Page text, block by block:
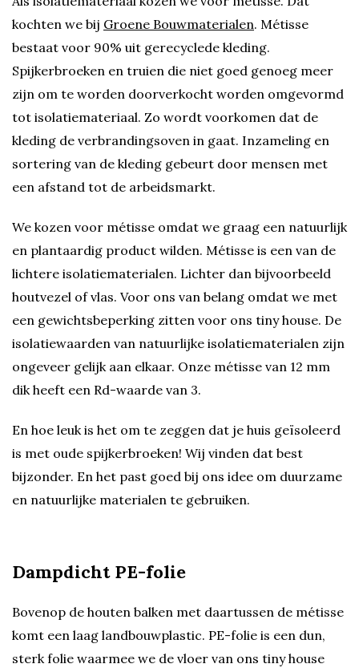
kochten we bij Groene Bouwmaterialen. Métisse
bestaat voor 90% uit gerecyclede kleding.
Spijkerbroeken en truien die niet goed genoeg meer
zijn om te worden doorverkocht worden omgevormd
tot isolatiemateriaal. Zo wordt voorkomen dat de
kleding de verbrandingsoven in gaat. Inzameling en
sortering van de kleding gebeurt door mensen met
een afstand tot de arbeidsmarkt.
We kozen voor métisse omdat we graag een natuurlijk
en plantaardig product wilden. Métisse is een van de
lichtere isolatiematerialen. Lichter dan bijvoorbeeld
houtvezel of vlas. Voor ons van belang omdat we met
een gewichtsbeperking zitten voor ons tiny house. De
isolatiewaarden van natuurlijke isolatiematerialen zijn
ongeveer gelijk aan elkaar. Onze métisse van 12 mm
dik heeft een Rd-waarde van 3.
En hoe leuk is het om te zeggen dat je huis geïsoleerd
is met oude spijkerbroeken! Wij vinden dat best
bijzonder. En het past goed bij ons idee om duurzame
en natuurlijke materialen te gebruiken.
Dampdicht PE-folie
Bovenop de houten balken met daartussen de métisse
komt een laag landbouwplastic. PE-folie is een dun,
sterk folie waarmee we de vloer van ons tiny house